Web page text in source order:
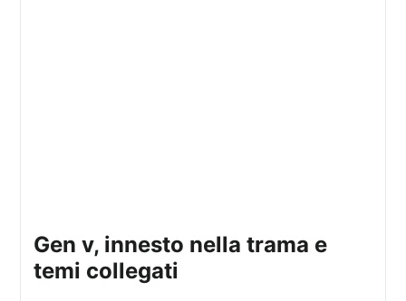
gen v, innesto nella trama e
temi collegati